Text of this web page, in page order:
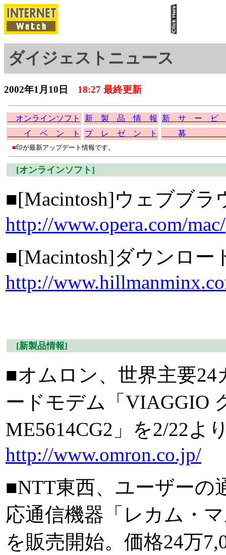
ダイジェストニュース
2002年1月10日 18:27 最終更新
オンラインソフト 新 製 品 情 報
新 サ ー ビ
イ ベ ン ト
プ レ ゼ ン ト 募
■印が最新アップデート情報です。
[オンラインソフト]
■[Macintosh]ウェブブラ
http://www.opera.com/mac/
■[Macintosh]ダウンロー
http://
[新製品情報]
■オムロン、世界主要
ードモデム「
ME5614CG2」を2/22よ
http://www.omron.co.jp/
■NTT東西、ユーザーの
応通信機器「レカム・
を販売開始。価格24万